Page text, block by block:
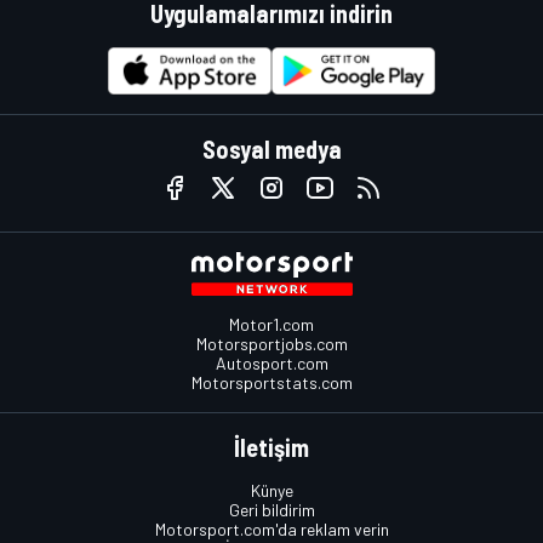
Uygulamalarımızı indirin
Sosyal medya
Motor1.com
Motorsportjobs.com
Autosport.com
Motorsportstats.com
İletişim
Künye
Geri bildirim
Motorsport.com'da reklam verin